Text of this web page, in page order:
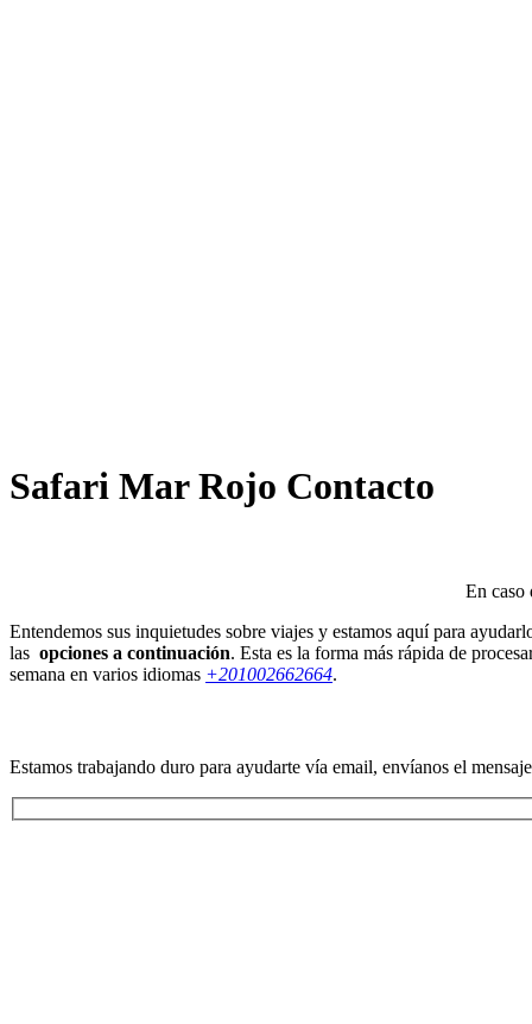
Safari Mar Rojo Contacto
En caso
Entendemos sus inquietudes sobre viajes y estamos aquí para
las opciones a continuación. Esta es la forma más rápida de
semana en varios idiomas +201002662664.
Estamos trabajando duro para ayudarte vía email, envíanos el